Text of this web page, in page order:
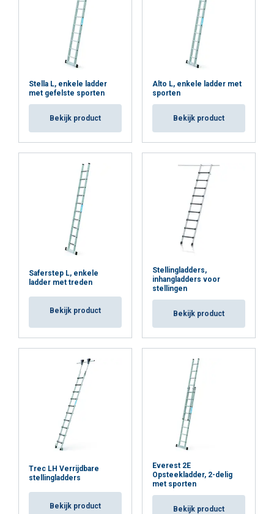
Stella L, enkele ladder
met gefelste sporten
Bekijk product
Alto L, enkele ladder met
sporten
Bekijk product
Saferstep L, enkele
ladder met treden
Bekijk product
Stellingladders,
inhangladders voor
stellingen
Bekijk product
Trec LH Verrijdbare
stellingladders
Bekijk product
Everest 2E
Opsteekladder, 2-delig
met sporten
Bekijk product